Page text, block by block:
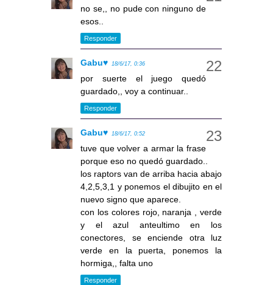
no se,, no pude con ninguno de
esos..
Responder
Gabu♥ 18/6/17, 0:36
por suerte el juego quedó
guardado,, voy a continuar..
Responder
Gabu♥ 18/6/17, 0:52
tuve que volver a armar la frase
porque eso no quedó guardado..
los raptors van de arriba hacia abajo
4,2,5,3,1 y ponemos el dibujito en el
nuevo signo que aparece.
con los colores rojo, naranja , verde
y el azul anteultimo en los
conectores, se enciende otra luz
verde en la puerta, ponemos la
hormiga,, falta uno
Responder